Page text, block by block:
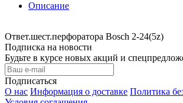
Описание
Ответ.шест.перфоратора Bosch 2-24(5z)
Подписка на новости
Будьте в курсе новых акций и
Подписаться
О нас Информация о доставке Политика